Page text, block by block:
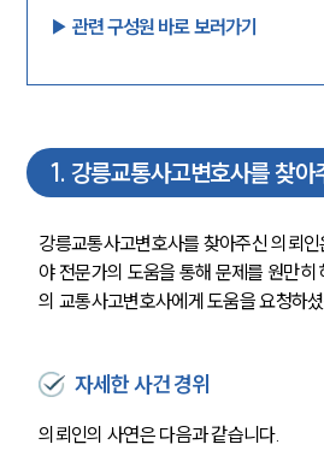
▶︎ 관련 구성원 바로 보러가기
1. 강릉교통사고변호사를 찾아
강릉교통사고변호사를 찾아주신 의뢰
야 전문가의 도움을 통해 문제를 원만히
의 교통사고변호사에게 도움을 요청하
자세한 사건 경위
의뢰인의 사연은 다음과 같습니다.